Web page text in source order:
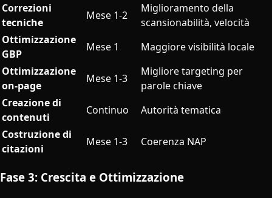
Correzioni
tecniche
Mese 1-2
Miglioramento della
scansionabilità, velocità
Ottimizzazione
GBP
Mese 1
Maggiore visibilità locale
Ottimizzazione
on-page
Mese 1-3
Migliore targeting per
parole chiave
Creazione di
contenuti
Continuo
Autorità tematica
Costruzione di
citazioni
Mese 1-3 Coerenza NAP
Fase 3: Crescita e Ottimizzazione